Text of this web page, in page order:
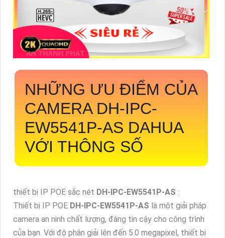
NHỮNG ƯU ĐIỂM CỦA
CAMERA DH-IPC-
EW5541P-AS DAHUA
VỚI THÔNG SỐ
thiết bị IP POE sắc nét DH-IPC-EW5541P-AS :
Thiết bị IP POE DH-IPC-EW5541P-AS là một giải pháp
camera an ninh chất lượng, đáng tin cậy cho công trình
của bạn. Với độ phân giải lên đến 5.0 megapixel, thiết bị